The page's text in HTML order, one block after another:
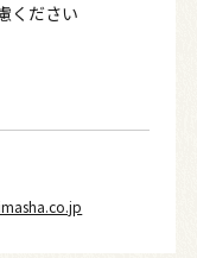
ください